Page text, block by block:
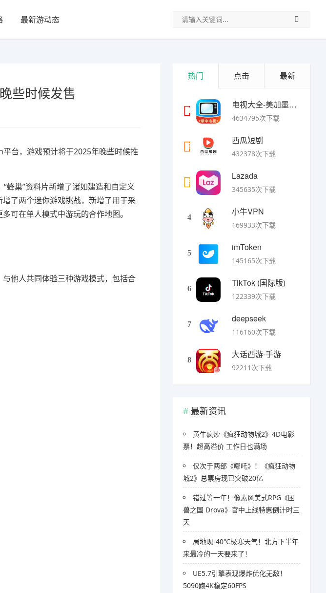
最新游动态
些时候发售
台，游戏预计将于2025年晚些时候推
蜂巢”资料片新增了诸如建造和自定义
了两个迷你游戏挑战，新增了用于采
可在单人模式中游玩的合作地图。
他人共同体验三种游戏模式，包括合
热门 点击 最新
1
电视大全-美加墨世界杯
4634795次下载
2
西瓜短剧
432378次下载
3
Lazada
345635次下载
4
小牛VPN
169933次下载
5
imToken
145165次下载
6
TikTok (国际版)
122339次下载
7
deepseek
116160次下载
8
大话西游-手游
92211次下载
最新资讯
黄牛疯炒《疯狂动物城2》4D电影
票！超高溢价 工作日也满场
仅次于两部《哪吒》！《疯狂动物
城2》总票房现已突破20亿
错过等一年！像素风美式RPG《困
兽之国 Drova》官中上线特惠倒计时三
天
局地现-40℃极寒天气！北方下半年
来最冷的一天要来了！
UE5.7引擎表现爆炸优化无敌！
5090跑4K稳定60FPS